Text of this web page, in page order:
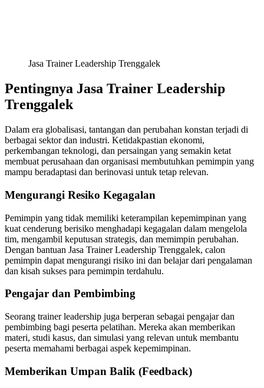
Jasa Trainer Leadership Trenggalek
Pentingnya Jasa Trainer Leadership
Trenggalek
Dalam era globalisasi, tantangan dan perubahan konstan terjadi di
berbagai sektor dan industri. Ketidakpastian ekonomi,
perkembangan teknologi, dan persaingan yang semakin ketat
membuat perusahaan dan organisasi membutuhkan pemimpin yang
mampu beradaptasi dan berinovasi untuk tetap relevan.
Mengurangi Resiko Kegagalan
Pemimpin yang tidak memiliki keterampilan kepemimpinan yang
kuat cenderung berisiko menghadapi kegagalan dalam mengelola
tim, mengambil keputusan strategis, dan memimpin perubahan.
Dengan bantuan Jasa Trainer Leadership Trenggalek, calon
pemimpin dapat mengurangi risiko ini dan belajar dari pengalaman
dan kisah sukses para pemimpin terdahulu.
Pengajar dan Pembimbing
Seorang trainer leadership juga berperan sebagai pengajar dan
pembimbing bagi peserta pelatihan. Mereka akan memberikan
materi, studi kasus, dan simulasi yang relevan untuk membantu
peserta memahami berbagai aspek kepemimpinan.
Memberikan Umpan Balik (Feedback)